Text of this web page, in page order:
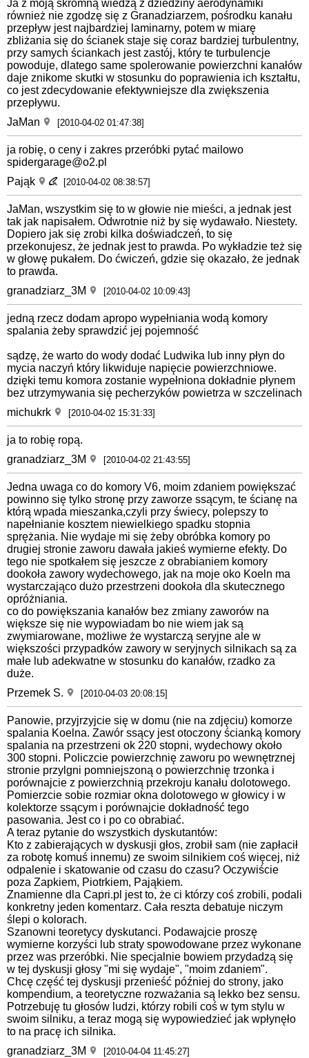
Ja z moją skromną wiedzą z dziedziny aerodynamiki
również nie zgodzę się z Granadziarzem, pośrodku kanału
przepływ jest najbardziej laminarny, potem w miarę
zbliżania się do ścianek staje się coraz bardziej turbulentny,
przy samych ściankach jest zastój, który te turbulencje
powoduje, dlatego same spolerowanie powierzchni kanałów
daje znikome skutki w stosunku do poprawienia ich kształtu,
co jest zdecydowanie efektywniejsze dla zwiększenia
przepływu.
JaMan
[2010-04-02 01:47:38]
ja robię, o ceny i zakres przeróbki pytać mailowo
spidergarage@o2.pl
Pająk
[2010-04-02 08:38:57]
JaMan, wszystkim się to w głowie nie mieści, a jednak jest
tak jak napisałem. Odwrotnie niż by się wydawało. Niestety.
Dopiero jak się zrobi kilka doświadczeń, to się
przekonujesz, że jednak jest to prawda. Po wykładzie też się
w głowę pukałem. Do ćwiczeń, gdzie się okazało, że jednak
to prawda.
granadziarz_3M
[2010-04-02 10:09:43]
jedną rzecz dodam apropo wypełniania wodą komory
spalania żeby sprawdzić jej pojemność
sądzę, że warto do wody dodać Ludwika lub inny płyn do
mycia naczyń który likwiduje napięcie powierzchniowe.
dzięki temu komora zostanie wypełniona dokładnie płynem
bez utrzymywania się pecherzyków powietrza w szczelinach
michukrk
[2010-04-02 15:31:33]
ja to robię ropą.
granadziarz_3M
[2010-04-02 21:43:55]
Jedna uwaga co do komory V6, moim zdaniem powiększać
powinno się tylko stronę przy zaworze ssącym, te ścianę na
którą wpada mieszanka,czyli przy świecy, polepszy to
napełnianie kosztem niewielkiego spadku stopnia
sprężania. Nie wydaje mi się żeby obróbka komory po
drugiej stronie zaworu dawała jakieś wymierne efekty. Do
tego nie spotkałem się jeszcze z obrabianiem komory
dookoła zawory wydechowego, jak na moje oko Koeln ma
wystarczająco dużo przestrzeni dookoła dla skutecznego
opróżniania.
co do powiększania kanałów bez zmiany zaworów na
większe się nie wypowiadam bo nie wiem jak są
zwymiarowane, możliwe że wystarczą seryjne ale w
większości przypadków zawory w seryjnych silnikach są za
małe lub adekwatne w stosunku do kanałów, rzadko za
duże.
Przemek S.
[2010-04-03 20:08:15]
Panowie, przyjrzyjcie się w domu (nie na zdjęciu) komorze
spalania Koelna. Zawór ssący jest otoczony ścianką komory
spalania na przestrzeni ok 220 stopni, wydechowy około
300 stopni. Policzcie powierzchnię zaworu po wewnętrznej
stronie przylgni pomniejszoną o powierzchnię trzonka i
porównajcie z powierzchnią przekroju kanału dolotowego.
Pomierzcie sobie rozmiar okna dolotowego w głowicy i w
kolektorze ssącym i porównajcie dokładność tego
pasowania. Jest co i po co obrabiać.
A teraz pytanie do wszystkich dyskutantów:
Kto z zabierających w dyskusji głos, zrobił sam (nie zapłacił
za robotę komuś innemu) ze swoim silnikiem coś więcej, niż
odpalenie i skatowanie od czasu do czasu? Oczywiście
poza Zapkiem, Piotrkiem, Pająkiem.
Znamienne dla Capri.pl jest to, że ci którzy coś zrobili, podali
konkretny jeden komentarz. Cała reszta debatuje niczym
ślepi o kolorach.
Szanowni teoretycy dyskutanci. Podawajcie proszę
wymierne korzyści lub straty spowodowane przez wykonane
przez was przeróbki. Nie specjalnie bowiem przydadzą się
w tej dyskusji głosy "mi się wydaje", "moim zdaniem".
Chcę część tej dyskusji przenieść później do strony, jako
kompendium, a teoretyczne rozważania są lekko bez sensu.
Potrzebuję tu głosów ludzi, którzy robili coś w tym stylu w
swoim silniku, a teraz mogą się wypowiedzieć jak wpłynęło
to na pracę ich silnika.
granadziarz_3M
[2010-04-04 11:45:27]